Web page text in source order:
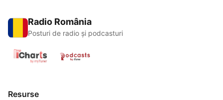
Radio România
Posturi de radio și podcasturi
Resurse